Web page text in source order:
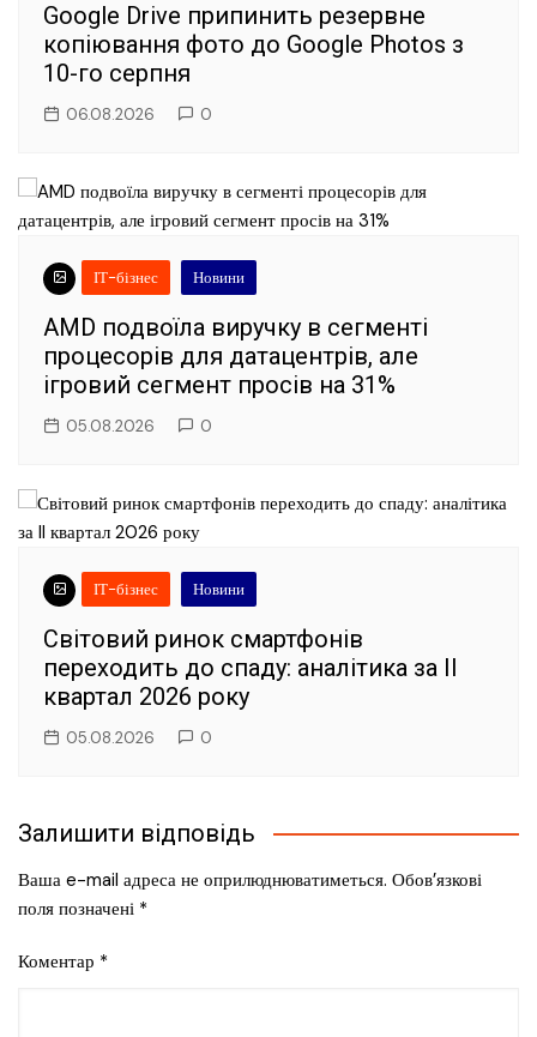
Google Drive припинить резервне
копіювання фото до Google Photos з
10-го серпня
06.08.2026 0
ІТ-бізнес Новини
AMD подвоїла виручку в сегменті
процесорів для датацентрів, але
ігровий сегмент просів на 31%
05.08.2026 0
ІТ-бізнес Новини
Світовий ринок смартфонів
переходить до спаду: аналітика за II
квартал 2026 року
05.08.2026 0
Залишити відповідь
Ваша e-mail адреса не оприлюднюватиметься. Обов’язкові
поля позначені *
Коментар *